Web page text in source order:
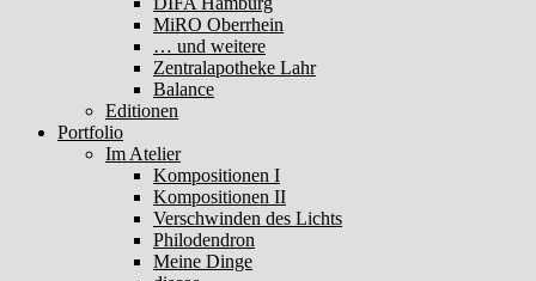
MiRO Oberrhein
… und weitere
Zentralapotheke Lahr
Balance
Editionen
Portfolio
Im Atelier
Kompositionen I
Kompositionen II
Verschwinden des Lichts
Philodendron
Meine Dinge